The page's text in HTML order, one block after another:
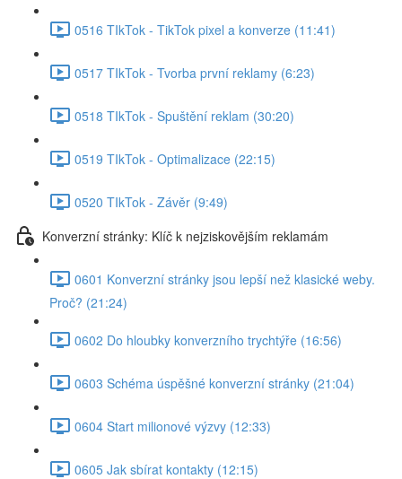
0516 TIkTok - TikTok pixel a konverze (11:41)
0517 TIkTok - Tvorba první reklamy (6:23)
0518 TIkTok - Spuštění reklam (30:20)
0519 TIkTok - Optimalizace (22:15)
0520 TIkTok - Závěr (9:49)
Konverzní stránky: Klíč k nejziskovějším reklamám
0601 Konverzní stránky jsou lepší než klasické weby.
Proč? (21:24)
0602 Do hloubky konverzního trychtýře (16:56)
0603 Schéma úspěšné konverzní stránky (21:04)
0604 Start milionové výzvy (12:33)
0605 Jak sbírat kontakty (12:15)